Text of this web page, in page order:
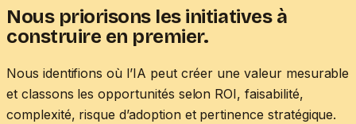
Nous priorisons les initiatives à
construire en premier.
Nous identifions où l’IA peut créer une valeur mesurable
et classons les opportunités selon ROI, faisabilité,
complexité, risque d’adoption et pertinence stratégique.